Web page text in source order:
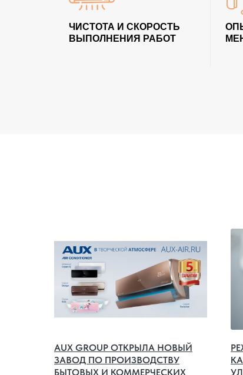
ЧИСТОТА И СКОРОСТЬ
ВЫПОЛНЕНИЯ РАБОТ
AUX GROUP ОТКРЫЛА НОВЫЙ
ЗАВОД ПО ПРОИЗВОДСТВУ
БЫТОВЫХ И КОММЕРЧЕСКИХ